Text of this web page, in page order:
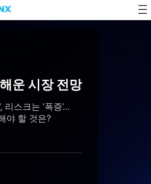
운 시장 전망
리스크는 ‘폭증’…
야 할 것은?